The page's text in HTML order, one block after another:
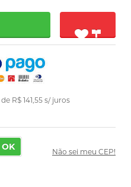
de R$ 141,55 s/ juros
OK Não sei meu CEP!